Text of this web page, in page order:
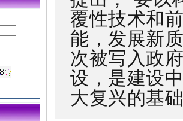
覆性技术和
能，发展新
次被写入政
设，是建设
大复兴的基